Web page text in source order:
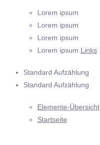
Lorem ipsum
Lorem ipsum
Lorem ipsum
Lorem ipsum Links
Standard Aufzählung
Standard Aufzählung
Elemente-Übersicht
Startseite